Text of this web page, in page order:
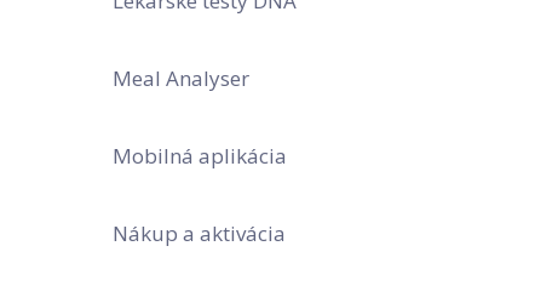
Meal Analyser
Mobilná aplikácia
Nákup a aktivácia